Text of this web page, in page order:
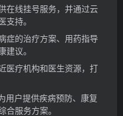
在线挂号服务，并通过云
支持。
症的治疗方案、用药指导
建议。
医疗机构和医生资源，打
用户提供疾病预防、康复
合服务方案。